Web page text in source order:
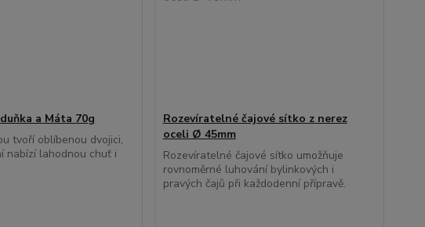
a Máta 70g
tvoří oblíbenou dvojici,
nabízí lahodnou chuť i
Rozevíratelné čajové sítko z nerez
oceli Ø 45mm
Rozevíratelné čajové sítko umožňuje
rovnoměrné luhování bylinkových i
pravých čajů při každodenní přípravě.